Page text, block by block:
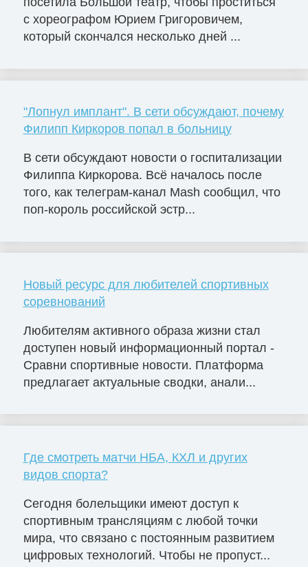
с хореографом Юрием Григоровичем,
который скончался несколько дней ...
"Лопнул имплант". В сети обсуждают, почему
Филипп Киркоров попал в больницу
В сети обсуждают новости о госпитализации
Филиппа Киркорова. Всё началось после
того, как телеграм-канал Mash сообщил, что
поп-король российской эстр...
Новый ресурс для любителей спортивных
соревнований
Любителям активного образа жизни стал
доступен новый информационный портал -
Сравни спортивные новости. Платформа
предлагает актуальные сводки, анали...
Где смотреть матчи НБА, КХЛ и других
видов спорта?
Сегодня болельщики имеют доступ к
спортивным трансляциям с любой точки
мира, что связано с постоянным развитием
цифровых технологий. Чтобы не пропуст...